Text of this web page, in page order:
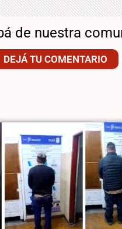
de nuestra
DEJÁ TU COMENTARIO